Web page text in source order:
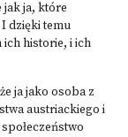
jak ja, które
dzięki temu
ich historie, i ich
ja jako osoba z
austriackiego i